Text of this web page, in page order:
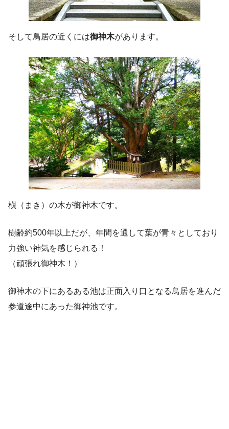
そして鳥居の近くには御神木があります。
槇（まき）の木が御神木です。
樹齢約500年以上だが、年間を通して葉が青々としており
力強い神気を感じられる！
（頑張れ御神木！）
御神木の下にあるある池は正面入り口となる鳥居を進んだ
参道途中にあった御神池です。